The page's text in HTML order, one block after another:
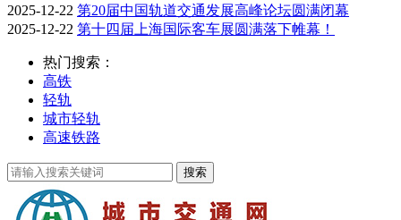
2025-12-22 第20届中国轨道交通发展高峰论坛圆满闭幕
2025-12-22 第十四届上海国际客车展圆满落下帷幕！
热门搜索：
高铁
轻轨
城市轻轨
高速铁路